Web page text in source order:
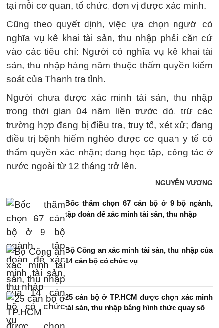
tại mỗi cơ quan, tổ chức, đơn vị được xác minh.
Cũng theo quyết định, việc lựa chọn người có
nghĩa vụ kê khai tài sản, thu nhập phải căn cứ
vào các tiêu chí: Người có nghĩa vụ kê khai tài
sản, thu nhập hàng năm thuộc thẩm quyền kiểm
soát của Thanh tra tỉnh.
Người chưa được xác minh tài sản, thu nhập
trong thời gian 04 năm liền trước đó, trừ các
trường hợp đang bị điều tra, truy tố, xét xử; đang
điều trị bệnh hiểm nghèo được cơ quan y tế có
thẩm quyền xác nhận; đang học tập, công tác ở
nước ngoài từ 12 tháng trở lên.
NGUYỄN VƯƠNG
Bốc thăm chọn 67 cán bộ ở 9 bộ ngành,
tập đoàn để xác minh tài sản, thu nhập
Bộ Công an xác minh tài sản, thu nhập của
14 cán bộ có chức vụ
25 cán bộ ở TP.HCM được chọn xác minh
tài sản, thu nhập bằng hình thức quay số